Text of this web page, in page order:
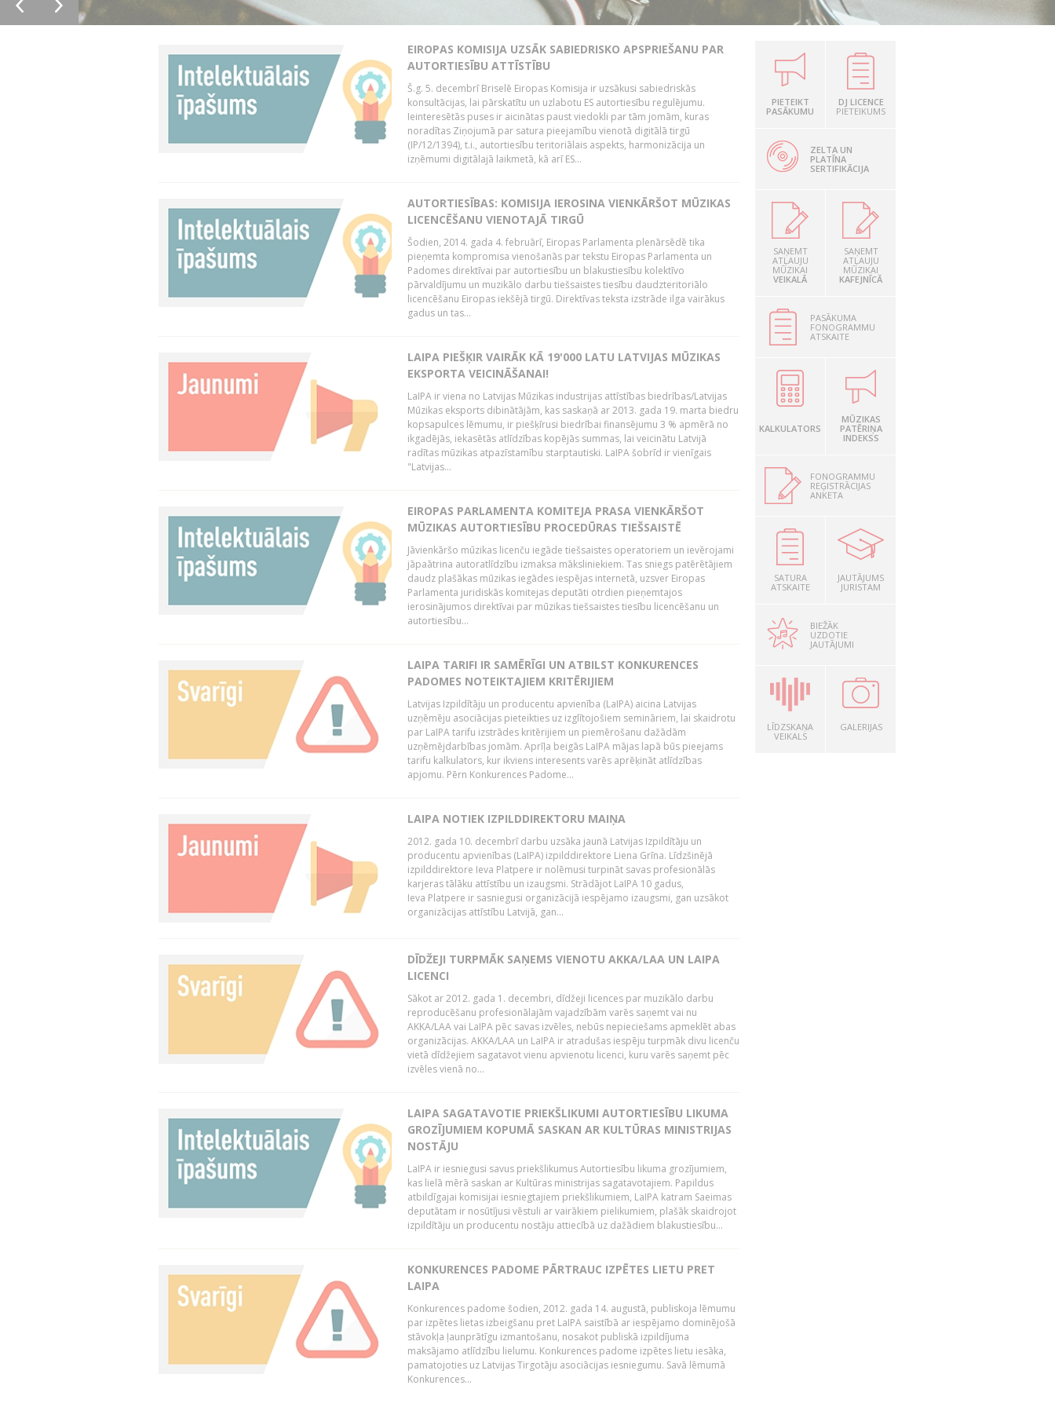
EIROPAS KOMISIJA UZSĀK SABIEDRISKO APSPRIEŠANU PAR
AUTORTIESĪBU ATTĪSTĪBU
Š.g. 5. decembrī Briselē Eiropas Komisija ir uzsākusi sabiedriskās
konsultācijas, lai pārskatītu un uzlabotu ES autortiesību regulējumu.
Ieinteresētās puses ir aicinātas paust viedokli par tām jomām, kuras
noradītas Ziņojumā par satura pieejamību vienotā digitālā tirgū
(IP/12/1394), t.i., autortiesību teritoriālais aspekts, harmonizācija un
izņēmumi digitālajā laikmetā, kā arī ES...
AUTORTIESĪBAS: KOMISIJA IEROSINA VIENKĀRŠOT MŪZIKAS
LICENCĒŠANU VIENOTAJĀ TIRGŪ
Šodien, 2014. gada 4. februārī, Eiropas Parlamenta plenārsēdē tika
pieņemta kompromisa vienošanās par tekstu Eiropas Parlamenta un
Padomes direktīvai par autortiesību un blakustiesību kolektīvo
pārvaldījumu un muzikālo darbu tiešsaistes tiesību daudzteritoriālo
licencēšanu Eiropas iekšējā tirgū. Direktīvas teksta izstrāde ilga vairākus
gadus un tas...
LAIPA PIEŠĶIR VAIRĀK KĀ 19'000 LATU LATVIJAS MŪZIKAS
EKSPORTA VEICINĀŠANAI!
LaIPA ir viena no Latvijas Mūzikas industrijas attīstības biedrības/Latvijas
Mūzikas eksports dibinātājām, kas saskaņā ar 2013. gada 19. marta biedru
kopsapulces lēmumu, ir piešķīrusi biedrībai finansējumu 3 % apmērā no
ikgadējās, iekasētās atlīdzības kopējās summas, lai veicinātu Latvijā
radītas mūzikas atpazīstamību starptautiski. LaIPA šobrīd ir vienīgais
"Latvijas...
EIROPAS PARLAMENTA KOMITEJA PRASA VIENKĀRŠOT
MŪZIKAS AUTORTIESĪBU PROCEDŪRAS TIEŠSAISTĒ
Jāvienkāršo mūzikas licenču iegāde tiešsaistes operatoriem un ievērojami
jāpaātrina autoratlīdzību izmaksa māksliniekiem. Tas sniegs patērētājiem
daudz plašākas mūzikas iegādes iespējas internetā, uzsver Eiropas
Parlamenta juridiskās komitejas deputāti otrdien pieņemtajos
ierosinājumos direktīvai par mūzikas tiešsaistes tiesību licencēšanu un
autortiesību...
LAIPA TARIFI IR SAMĒRĪGI UN ATBILST KONKURENCES
PADOMES NOTEIKTAJIEM KRITĒRIJIEM
Latvijas Izpildītāju un producentu apvienība (LaIPA) aicina Latvijas
uzņēmēju asociācijas pieteikties uz izglītojošiem semināriem, lai skaidrotu
par LaIPA tarifu izstrādes kritērijiem un piemērošanu dažādām
uzņēmējdarbības jomām. Aprīļa beigās LaIPA mājas lapā būs pieejams
tarifu kalkulators, kur ikviens interesents varēs aprēķināt atlīdzības
apjomu. Pērn Konkurences Padome...
LAIPA NOTIEK IZPILDDIREKTORU MAIŅA
2012. gada 10. decembrī darbu uzsāka jaunā Latvijas Izpildītāju un
producentu apvienības (LaIPA) izpilddirektore Liena Grīna. Līdzšinējā
izpilddirektore Ieva Platpere ir nolēmusi turpināt savas profesionālās
karjeras tālāku attīstību un izaugsmi. Strādājot LaIPA 10 gadus,
Ieva Platpere ir sasniegusi organizācijā iespējamo izaugsmi, gan uzsākot
organizācijas attīstību Latvijā, gan...
DĪDŽEJI TURPMĀK SAŅEMS VIENOTU AKKA/LAA UN LAIPA
LICENCI
Sākot ar 2012. gada 1. decembri, dīdžeji licences par muzikālo darbu
reproducēšanu profesionālajām vajadzībām varēs saņemt vai nu
AKKA/LAA vai LaIPA pēc savas izvēles, nebūs nepieciešams apmeklēt abas
organizācijas. AKKA/LAA un LaIPA ir atradušas iespēju turpmāk divu licenču
vietā dīdžejiem sagatavot vienu apvienotu licenci, kuru varēs saņemt pēc
izvēles vienā no...
LAIPA SAGATAVOTIE PRIEKŠLIKUMI AUTORTIESĪBU LIKUMA
GROZĪJUMIEM KOPUMĀ SASKAN AR KULTŪRAS MINISTRIJAS
NOSTĀJU
LaIPA ir iesniegusi savus priekšlikumus Autortiesību likuma grozījumiem,
kas lielā mērā saskan ar Kultūras ministrijas sagatavotajiem. Papildus
atbildīgajai komisijai iesniegtajiem priekšlikumiem, LaIPA katram Saeimas
deputātam ir nosūtījusi vēstuli ar vairākiem pielikumiem, plašāk skaidrojot
izpildītāju un producentu nostāju attiecībā uz dažādiem blakustiesību...
KONKURENCES PADOME PĀRTRAUC IZPĒTES LIETU PRET
LAIPA
Konkurences padome šodien, 2012. gada 14. augustā, publiskoja lēmumu
par izpētes lietas izbeigšanu pret LaIPA saistībā ar iespējamo dominējošā
stāvokļa ļaunprātīgu izmantošanu, nosakot publiskā izpildījuma
maksājamo atlīdzību lielumu. Konkurences padome izpētes lietu iesāka,
pamatojoties uz Latvijas Tirgotāju asociācijas iesniegumu. Savā lēmumā
Konkurences...
PIETEIKT
PASĀKUMU
DJ LICENCE
PIETEIKUMS
ZELTA UN
PLATĪNA
SERTIFIKĀCIJA
SAŅEMT
ATĻAUJU
MŪZIKAI
VEIKALĀ
SAŅEMT
ATĻAUJU
MŪZIKAI
KAFEJNĪCĀ
PASĀKUMA
FONOGRAMMU
ATSKAITE
KALKULATORS
MŪZIKAS
PATĒRIŅA
INDEKSS
FONOGRAMMU
REĢISTRĀCIJAS
ANKETA
SATURA
ATSKAITE
JAUTĀJUMS
JURISTAM
BIEŽĀK
UZDOTIE
JAUTĀJUMI
LĪDZSKAŅA
VEIKALS
GALERIJAS